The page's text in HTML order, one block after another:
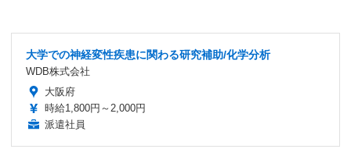
大学での神経変性疾患に関わる研究補助/化学分析
WDB株式会社
大阪府
時給1,800円～2,000円
派遣社員